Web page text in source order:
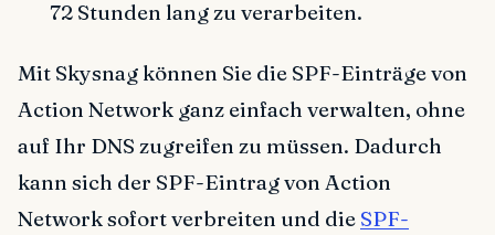
72 Stunden lang zu verarbeiten.
Mit Skysnag können Sie die SPF-Einträge von
Action Network ganz einfach verwalten, ohne
auf Ihr DNS zugreifen zu müssen. Dadurch
kann sich der SPF-Eintrag von Action
Network sofort verbreiten und die SPF-